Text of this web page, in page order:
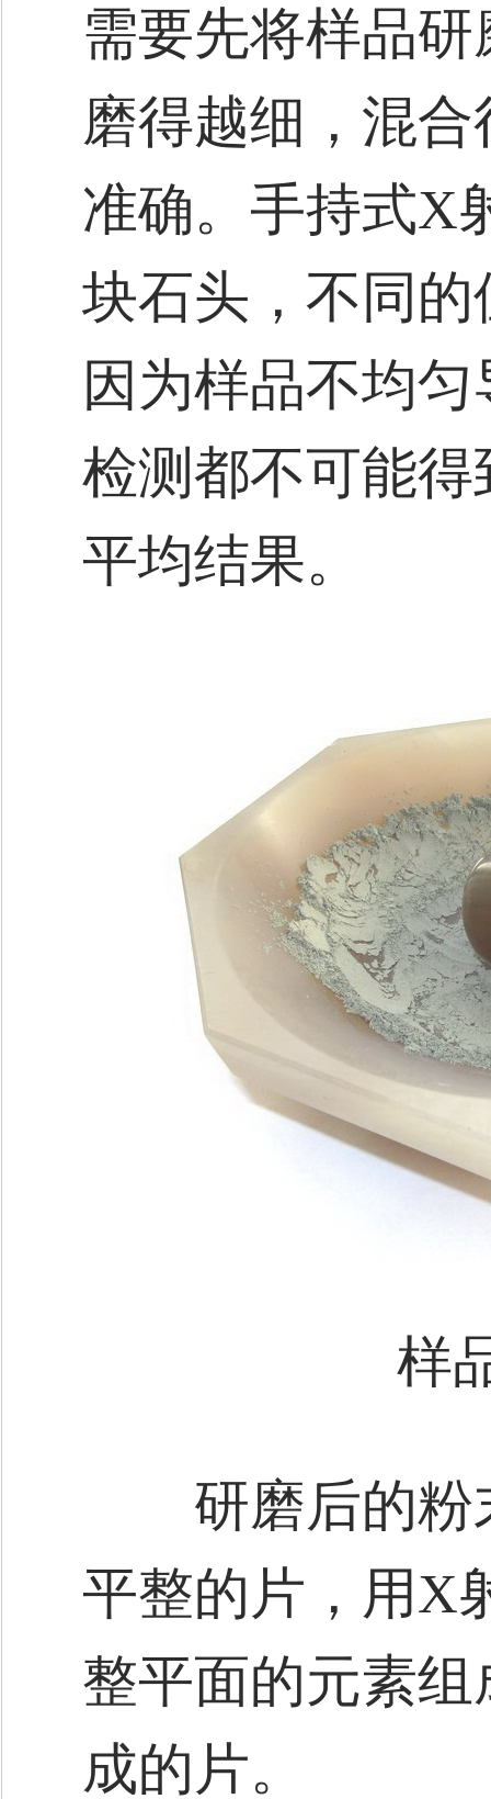
需要先将样品
磨得越细，混
准确。手持式X
块石头，不同
因为样品不均
检测都不可能
平均结果。
样
研磨后的粉
平整的片，用X
整平面的元素
成的片。